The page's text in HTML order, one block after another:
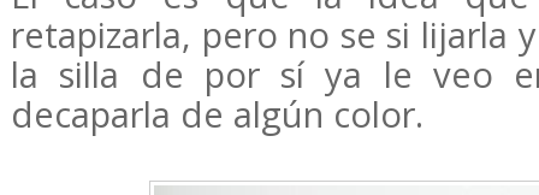
retapizarla, pero no se si lijarla
la silla de por sí ya le veo
decaparla de algún color.